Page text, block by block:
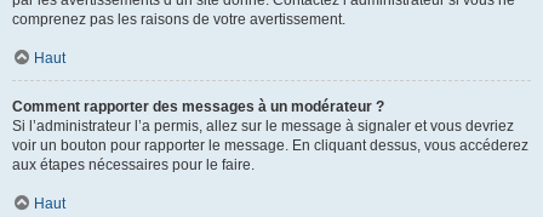
comprenez pas les raisons de votre avertissement.
Haut
Comment rapporter des messages à un modérateur ?
Si l’administrateur l’a permis, allez sur le message à signaler et vous devriez
voir un bouton pour rapporter le message. En cliquant dessus, vous accéderez
aux étapes nécessaires pour le faire.
Haut